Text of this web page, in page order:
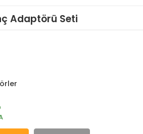
Adaptörü Seti